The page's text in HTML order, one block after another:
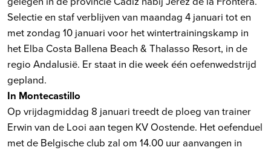
Selectie en staf verblijven van maandag 4 januari tot en
met zondag 10 januari voor het wintertrainingskamp in
het Elba Costa Ballena Beach & Thalasso Resort, in de
regio Andalusië. Er staat in die week één oefenwedstrijd
gepland.
In Montecastillo
Op vrijdagmiddag 8 januari treedt de ploeg van trainer
Erwin van de Looi aan tegen KV Oostende. Het oefenduel
met de Belgische club zal om 14.00 uur aanvangen in